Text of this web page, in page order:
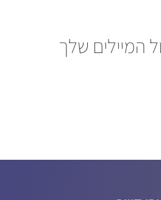
המיילים שלך